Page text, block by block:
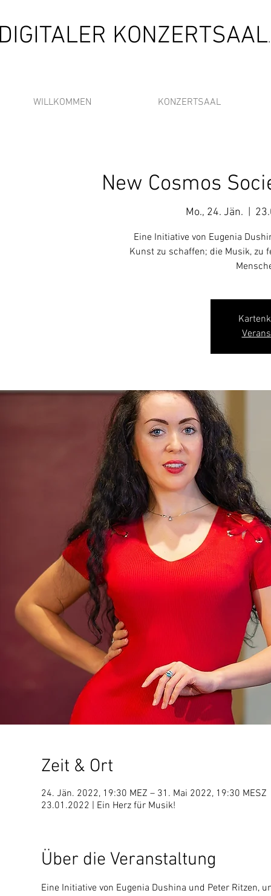
KONZERTSAAL
WILLKOMMEN KONZERTSAAL
New Cosmos
Mo., 24. Jän.
  |
Eine Initiative von Eugenia
Kunst zu schaffen; die Musik, zu
Zeit & Ort
24. Jän. 2022, 19:30 MEZ – 31. Mai 2022, 19:30 MESZ
23.01.2022 | Ein Herz für Musik!
Über die Veranstaltung
Eine Initiative von Eugenia Dushina und Peter